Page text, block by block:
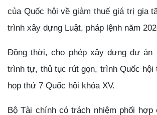
của Quốc hội về giảm thuế giá trị gia
trình xây dựng Luật, pháp lệnh năm
Đồng thời, cho phép xây dựng dự án
trình tự, thủ tục rút gọn, trình Quốc hội
họp thứ 7 Quốc hội khóa XV.
Bộ Tài chính có trách nhiệm phối